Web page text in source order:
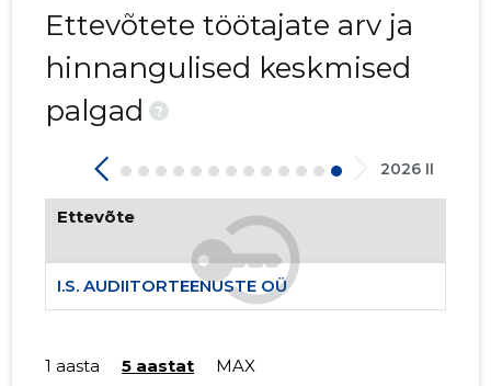
Ettevõtete töötajate arv ja
hinnangulised keskmised
palgad
?
2026 II
Ettevõte
I.S. AUDIITORTEENUSTE OÜ
1 aasta 5 aastat MAX